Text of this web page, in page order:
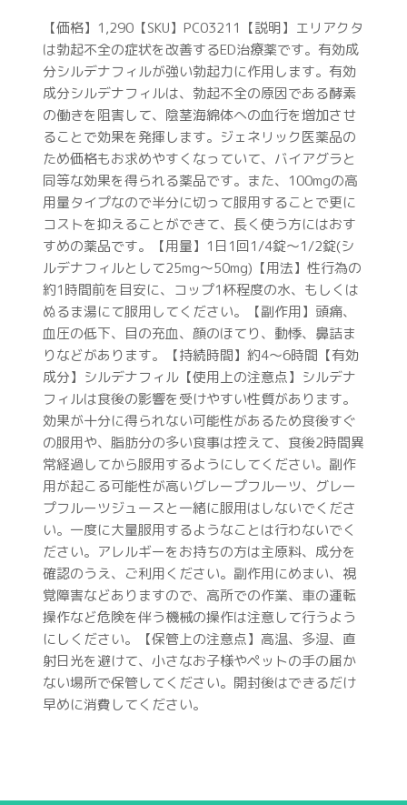
【価格】1,290【SKU】PC03211【説明】エリアクタ
は勃起不全の症状を改善するED治療薬です。有効成
分シルデナフィルが強い勃起力に作用します。有効
成分シルデナフィルは、勃起不全の原因である酵素
の働きを阻害して、陰茎海綿体への血行を増加させ
ることで効果を発揮します。ジェネリック医薬品の
ため価格もお求めやすくなっていて、バイアグラと
同等な効果を得られる薬品です。また、100mgの高
用量タイプなので半分に切って服用することで更に
コストを抑えることができて、長く使う方にはおす
すめの薬品です。【用量】1日1回1/4錠～1/2錠(シ
ルデナフィルとして25mg～50mg)【用法】性行為の
約1時間前を目安に、コップ1杯程度の水、もしくは
ぬるま湯にて服用してください。【副作用】頭痛、
血圧の低下、目の充血、顔のほてり、動悸、鼻詰ま
りなどがあります。【持続時間】約4～6時間【有効
成分】シルデナフィル【使用上の注意点】シルデナ
フィルは食後の影響を受けやすい性質があります。
効果が十分に得られない可能性があるため食後すぐ
の服用や、脂肪分の多い食事は控えて、食後2時間異
常経過してから服用するようにしてください。副作
用が起こる可能性が高いグレープフルーツ、グレー
プフルーツジュースと一緒に服用はしないでくださ
い。一度に大量服用するようなことは行わないでく
ださい。アレルギーをお持ちの方は主原料、成分を
確認のうえ、ご利用ください。副作用にめまい、視
覚障害などありますので、高所での作業、車の運転
操作など危険を伴う機械の操作は注意して行うよう
にしください。【保管上の注意点】高温、多湿、直
射日光を避けて、小さなお子様やペットの手の届か
ない場所で保管してください。開封後はできるだけ
早めに消費してください。